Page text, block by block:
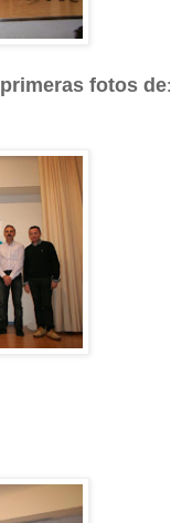
primeras fotos de: